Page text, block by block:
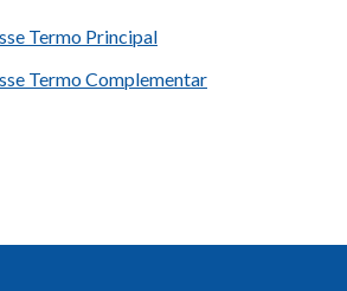
Termo Principal
Termo Complementar